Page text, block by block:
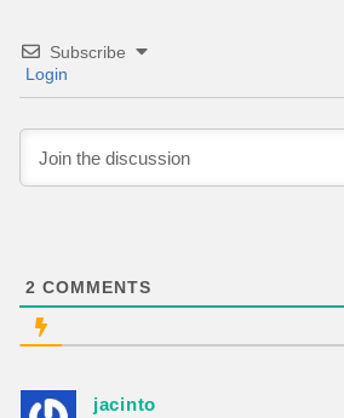
Subscribe
Login
2 COMMENTS
jacinto